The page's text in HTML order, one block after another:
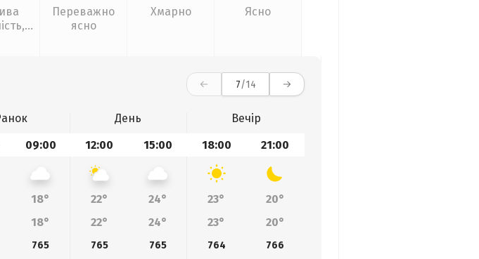
Переважно
ясно
Хмарно Ясно
7/14
День
Вечір
09:00 12:00 15:00 18:00 21:00
18° 22° 24° 23°
20°
18° 22° 24° 23° 20°
765 765 765 764
766